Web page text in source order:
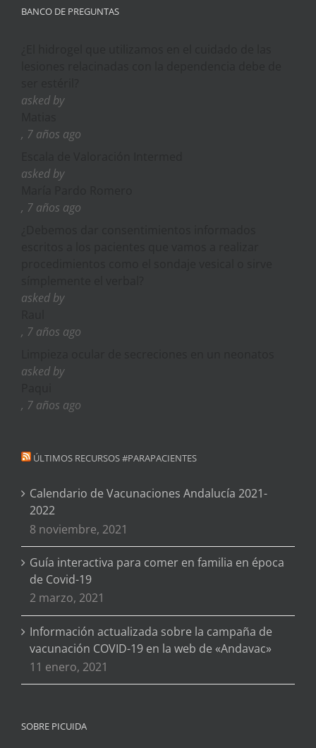
BANCO DE PREGUNTAS
asked by
, 7 años ago
asked by
, 7 años ago
asked by
, 7 años ago
asked by
, 7 años ago
ÚLTIMOS RECURSOS #PARAPACIENTES
Calendario de Vacunaciones Andalucía 2021-
2022
8 noviembre, 2021
Guía interactiva para comer en familia en época
de Covid-19
2 marzo, 2021
Información actualizada sobre la campaña de
vacunación COVID-19 en la web de «Andavac»
11 enero, 2021
SOBRE PICUIDA